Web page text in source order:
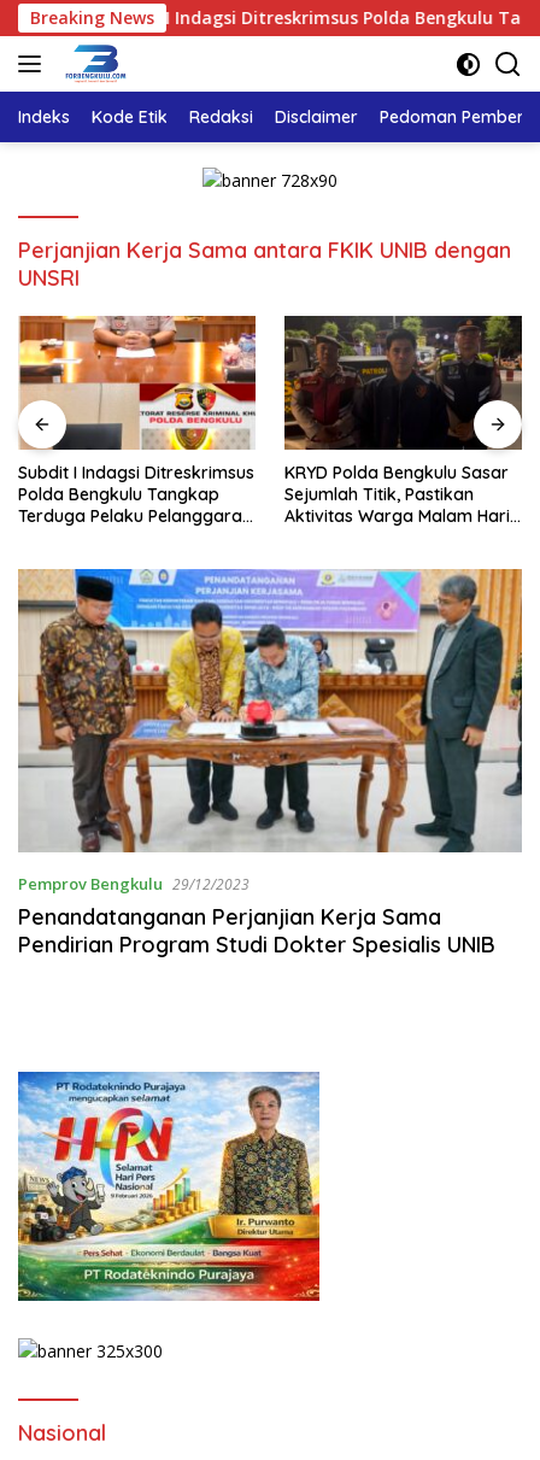
Langsung
ke
konten
Breaking News
Subdit I Indagsi Ditreskrimsus Polda Bengkulu
Indeks Kode Etik Redaksi Disclaimer Pedoman
Perjanjian Kerja Sama antara FKIK UNIB dengan
UNSRI
Subdit I Indagsi Ditreskrimsus
Polda Bengkulu Tangkap
Terduga Pelaku Pelanggaran
KRYD Polda Bengkulu Sasar
Sejumlah Titik, Pastikan
Aktivitas Warga Malam Hari
Pemprov Bengkulu 29/12/2023
Penandatanganan Perjanjian Kerja Sama
Pendirian Program Studi Dokter Spesialis UNIB
Nasional